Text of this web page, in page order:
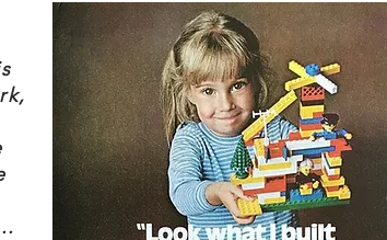
para niños creativos.